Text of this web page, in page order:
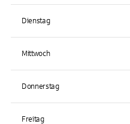
Dienstag
Mittwoch
Donnerstag
Freitag